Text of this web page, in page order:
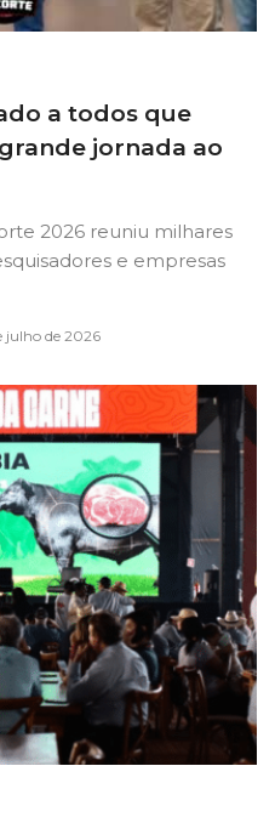
a todos que
jornada ao
2026 reuniu milhares
e empresas
julho de 2026